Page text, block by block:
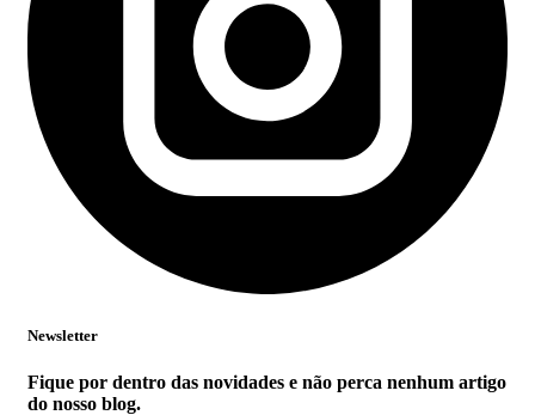
Newsletter
Fique por dentro das novidades e não perca nenhum artigo
do nosso blog.